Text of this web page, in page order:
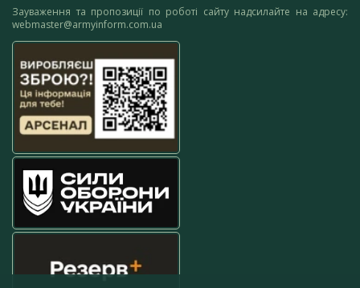
Зауваження та пропозиції по роботі сайту надсилайте на адресу:
webmaster@armyinform.com.ua